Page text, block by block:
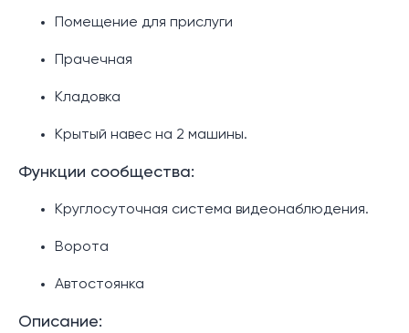
Помещение для прислуги
Прачечная
Кладовка
Крытый навес на 2 машины.
Функции сообщества:
Круглосуточная система видеонаблюдения.
Ворота
Автостоянка
Описание: